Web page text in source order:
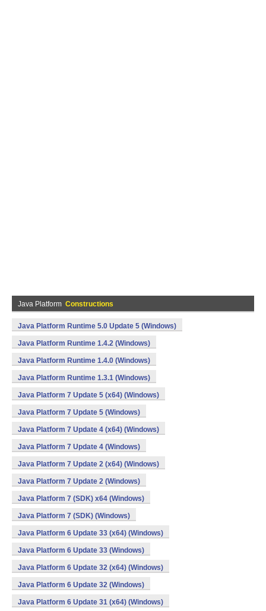
Java Platform Constructions
Java Platform Runtime 5.0 Update 5 (Windows)
Java Platform Runtime 1.4.2 (Windows)
Java Platform Runtime 1.4.0 (Windows)
Java Platform Runtime 1.3.1 (Windows)
Java Platform 7 Update 5 (x64) (Windows)
Java Platform 7 Update 5 (Windows)
Java Platform 7 Update 4 (x64) (Windows)
Java Platform 7 Update 4 (Windows)
Java Platform 7 Update 2 (x64) (Windows)
Java Platform 7 Update 2 (Windows)
Java Platform 7 (SDK) x64 (Windows)
Java Platform 7 (SDK) (Windows)
Java Platform 6 Update 33 (x64) (Windows)
Java Platform 6 Update 33 (Windows)
Java Platform 6 Update 32 (x64) (Windows)
Java Platform 6 Update 32 (Windows)
Java Platform 6 Update 31 (x64) (Windows)